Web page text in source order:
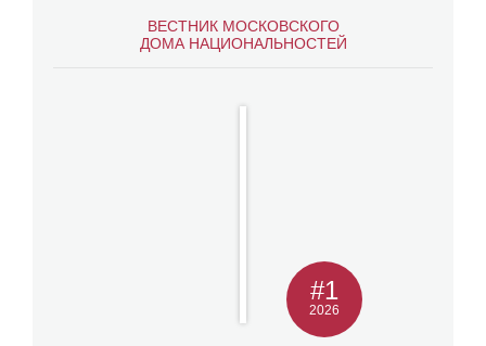
ВЕСТНИК МОСКОВСКОГО
ДОМА НАЦИОНАЛЬНОСТЕЙ
#1
2026